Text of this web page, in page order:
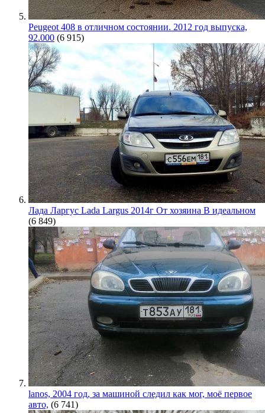
Peugeot 408 в отличном состоянии. 2012 год выпуска,
92.000 (6 915)
Лада Ларгус Lada Largus 2014г От хозяина В идеальном
(6 849)
lanos, 2004 год, за машиной следил как мог, моё первое
авто, (6 741)